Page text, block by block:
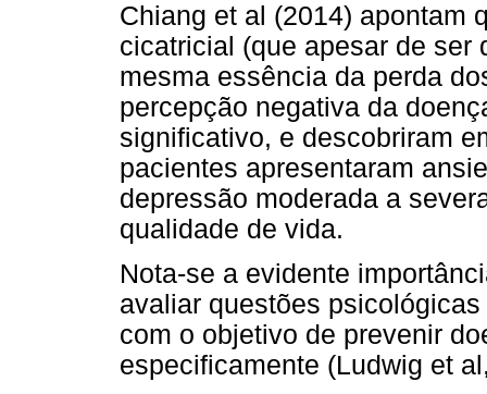
Chiang et al (2014) apontam
cicatricial (que apesar de ser
mesma essência da perda
percepção negativa da
significativo, e descobriram
pacientes apresentaram
depressão moderada a
qualidade de vida.
Nota-se a evidente
avaliar questões
com o objetivo de prevenir
especificamente (Ludwig et